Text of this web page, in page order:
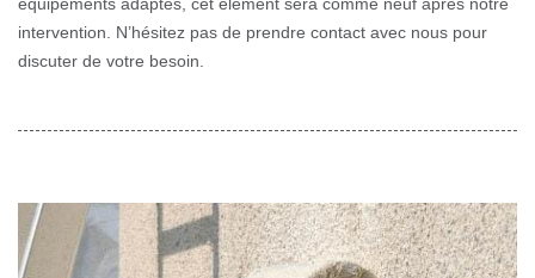
intervention. N’hésitez pas de prendre contact avec nous pour
discuter de votre besoin.